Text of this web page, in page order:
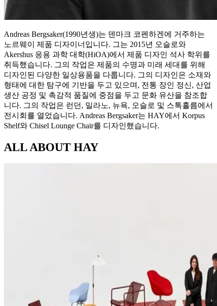
Andreas Bergsaker(1990년생)는 덴마크 코펜하겐에 거주하는
노르웨이 제품 디자이너입니다. 그는 2015년 오슬로와
Akershus 응용 과학 대학(HiOA)에서 제품 디자인 석사 학위를
취득했습니다. 그의 작업은 제품의 수명과 미래 세대를 위해
디자인된 다양한 일상용품을 다룹니다. 그의 디자인은 소재와
형태에 대한 탐구에 기반을 두고 있으며, 전통 장인 정신, 산업
생산 공정 및 촉감적 품질에 중점을 두고 문화 유산을 참조합
니다. 그의 작업은 런던, 밀라노, 뉴욕, 오슬로 및 스톡홀름에서
전시회를 열었습니다. Andreas Bergsaker는 HAY에서 Korpus
Shelf와 Chisel Lounge Chair를 디자인했습니다.
ALL ABOUT HAY